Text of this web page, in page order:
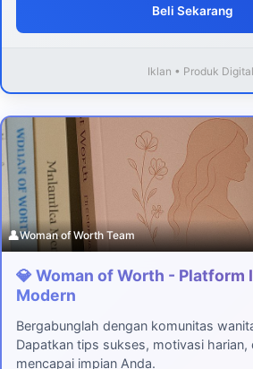
Beli Sekarang
Iklan • Produk Digital
👤Woman of Worth Team
💎 Woman of Worth - Platform
Modern
Bergabunglah dengan komunitas
Dapatkan tips sukses, motivasi harian,
mencapai impian Anda.